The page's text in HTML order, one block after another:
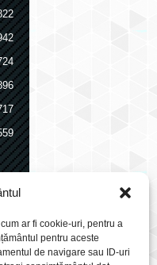
ar fi cookie-uri, pentru a
pentru aceste
de navigare sau ID-uri